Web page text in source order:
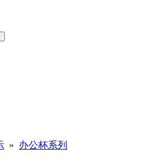
» 办公杯系列